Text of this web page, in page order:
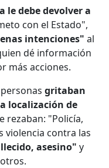
le debe devolver a
con el Estado",
intenciones" al
dé información
más acciones.
gritaban
localización de
rezaban: "Policía,
violencia contra las
asesino" y